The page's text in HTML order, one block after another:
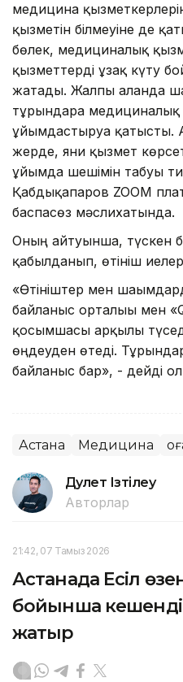
медицина
қызметін білмеуіне де
бөлек, медициналық
қызметтерді ұзақ күту
жатады. Жалпы алғанда
тұрғындарға
ұйымдастыруға қатысты.
жерде, яғни қызмет
ұйымда шешімін табуы
Қабдықапаров ZOOM
баспасөз мәслихатында.
Оның айтуынша, түскен
қабылданып, өтініш
«Өтініштер мен
байланыс орталығы мен
қосымшасы арқылы
өңдеуден өтеді.
байланыс бар», - дейді
Астана Медицина
Дәулет Ізтілеу
Авторлар
21:42, 07 Тамыз 2026
Астанада Есіл
бойынша
жатыр